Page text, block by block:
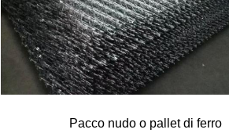
Pacco nudo o pallet di ferro